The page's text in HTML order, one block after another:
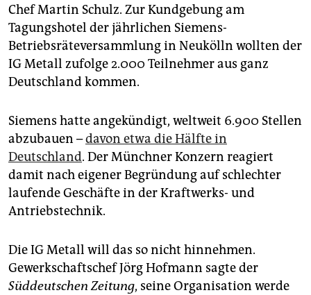
Chef Martin Schulz. Zur Kundgebung am
Tagungshotel der jährlichen Siemens-
Betriebsräteversammlung in Neukölln wollten der
IG Metall zufolge 2.000 Teilnehmer aus ganz
Deutschland kommen.
Siemens hatte angekündigt, weltweit 6.900 Stellen
abzubauen –davon etwa die Hälfte in
Deutschland. Der Münchner Konzern reagiert
damit nach eigener Begründung auf schlechter
laufende Geschäfte in der Kraftwerks- und
Antriebstechnik.
Die IG Metall will das so nicht hinnehmen.
Gewerkschaftschef Jörg Hofmann sagte der
Süddeutschen Zeitung, seine Organisation werde